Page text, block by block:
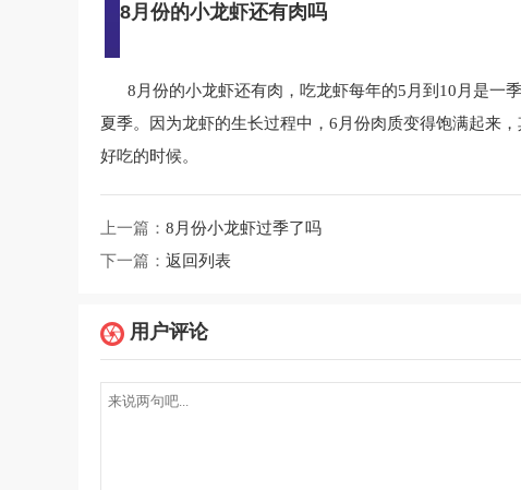
8月份的小龙虾还有肉吗
8月份的小龙虾还有肉，吃龙虾每年的5月到10月是一
夏季。因为龙虾的生长过程中，6月份肉质变得饱满起来
好吃的时候。
上一篇： 8月份小龙虾过季了吗
下一篇： 返回列表
用户评论